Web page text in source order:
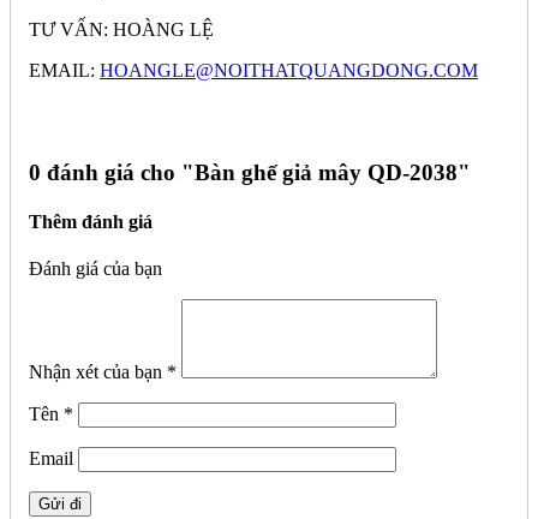
TƯ VẤN: HOÀNG LỆ
EMAIL: HOANGLE@NOITHATQUANGDONG.COM
0 đánh giá cho "Bàn ghế giả mây QD-2038"
Thêm đánh giá
Đánh giá của bạn
Nhận xét của bạn *
Tên *
Email